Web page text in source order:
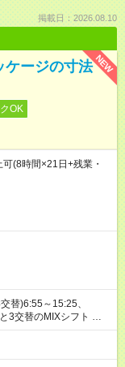
掲載日：2026.08.10
NEW
ケージの寸法
OK
(8時間×21日+残業・
替)6:55～15:25、
3交替のMIXシフト ※部